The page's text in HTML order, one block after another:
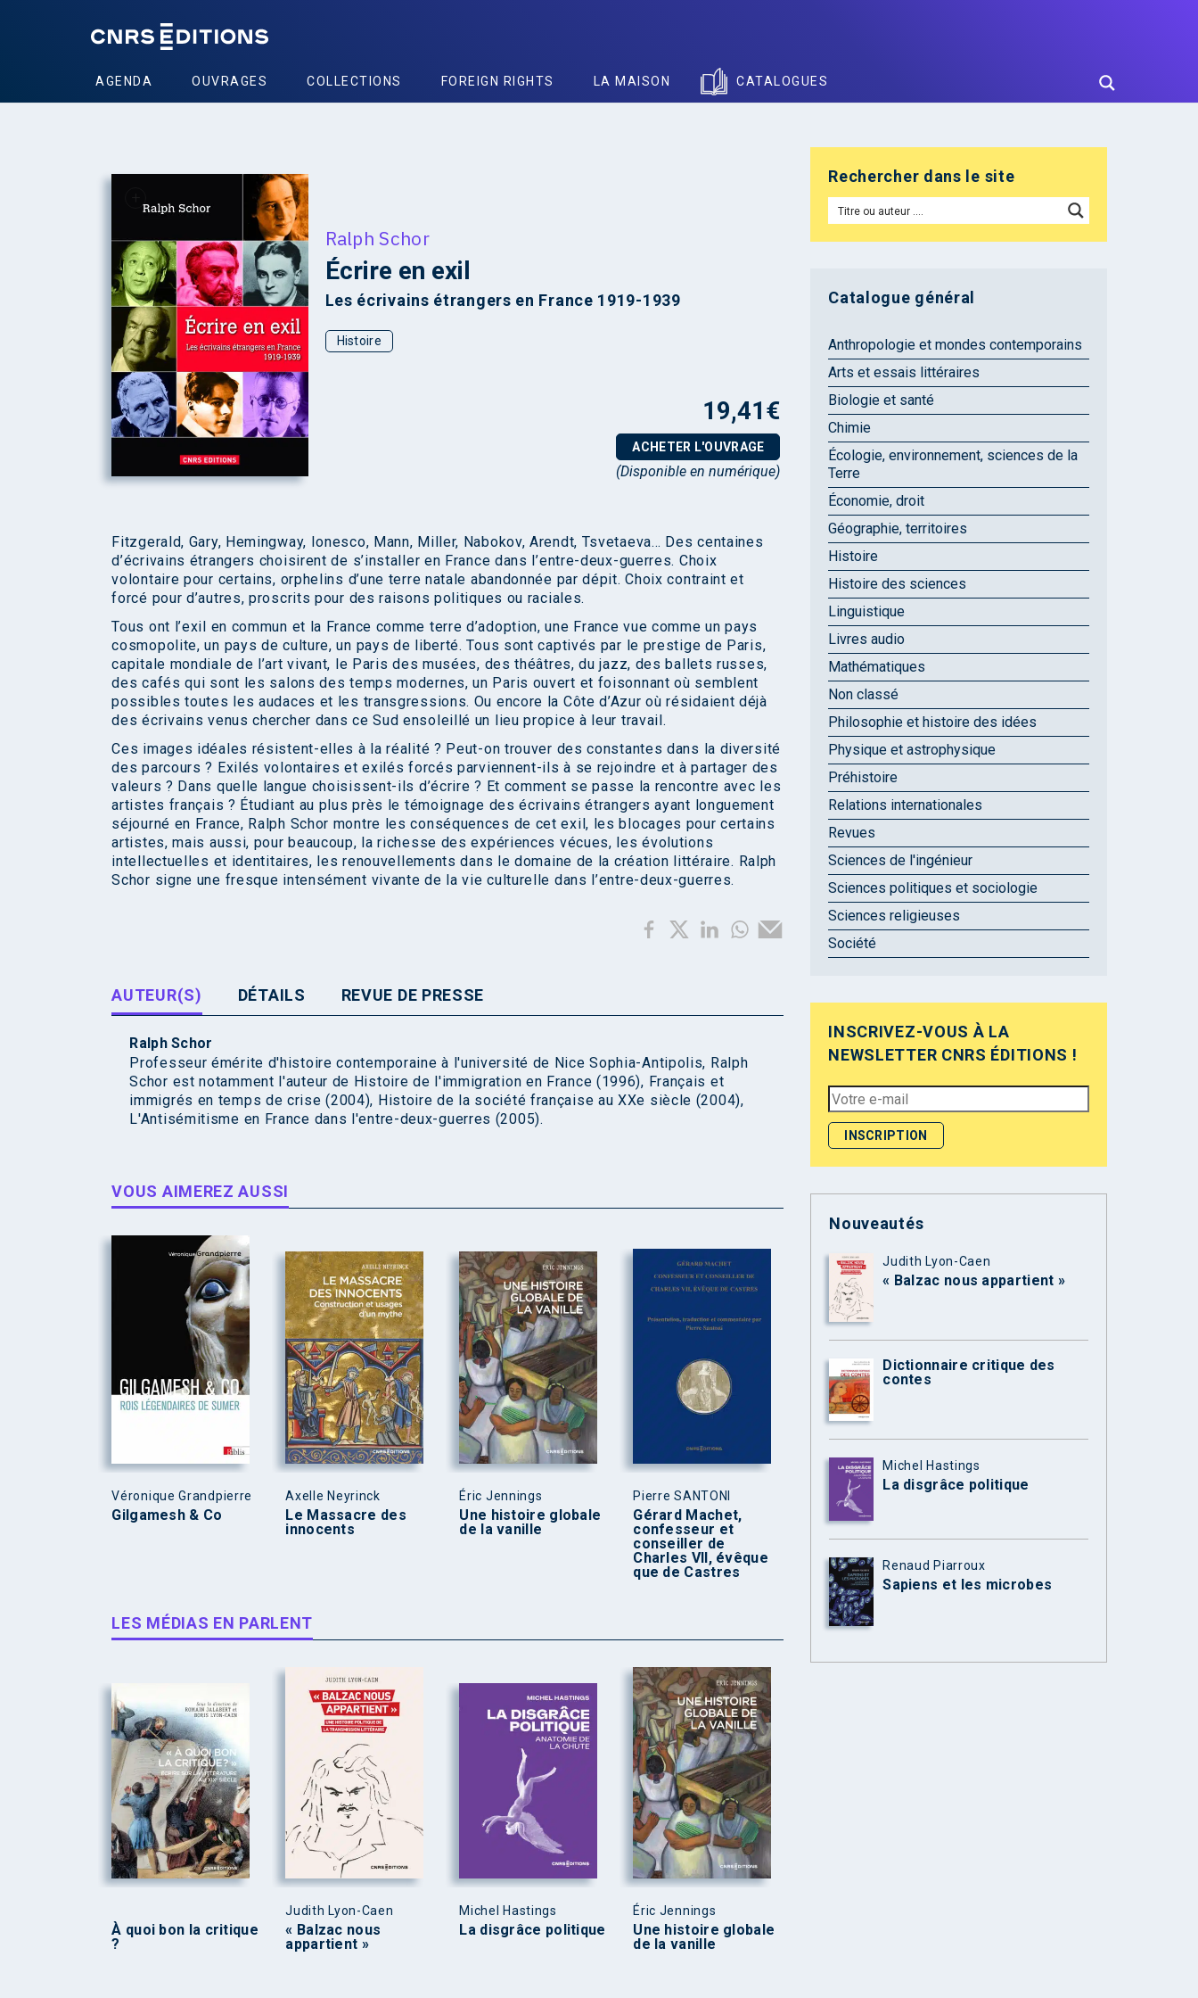
AGENDA OUVRAGES COLLECTIONS FOREIGN RIGHTS LA MAISON CATALOGUES
Ralph Schor
Écrire en exil
Les écrivains étrangers en France 1919-1939
Histoire
19,41€
ACHETER L'OUVRAGE
(Disponible en numérique)
Fitzgerald, Gary, Hemingway, Ionesco, Mann, Miller, Nabokov, Arendt, Tsvetaeva… Des centaines
d’écrivains étrangers choisirent de s’installer en France dans l’entre-deux-guerres. Choix
volontaire pour certains, orphelins d’une terre natale abandonnée par dépit. Choix contraint et
forcé pour d’autres, proscrits pour des raisons politiques ou raciales.
Tous ont l’exil en commun et la France comme terre d’adoption, une France vue comme un pays
cosmopolite, un pays de culture, un pays de liberté. Tous sont captivés par le prestige de Paris,
capitale mondiale de l’art vivant, le Paris des musées, des théâtres, du jazz, des ballets russes,
des cafés qui sont les salons des temps modernes, un Paris ouvert et foisonnant où semblent
possibles toutes les audaces et les transgressions. Ou encore la Côte d’Azur où résidaient déjà
des écrivains venus chercher dans ce Sud ensoleillé un lieu propice à leur travail.
Ces images idéales résistent-elles à la réalité ? Peut-on trouver des constantes dans la diversité
des parcours ? Exilés volontaires et exilés forcés parviennent-ils à se rejoindre et à partager des
valeurs ? Dans quelle langue choisissent-ils d’écrire ? Et comment se passe la rencontre avec les
artistes français ? Étudiant au plus près le témoignage des écrivains étrangers ayant longuement
séjourné en France, Ralph Schor montre les conséquences de cet exil, les blocages pour certains
artistes, mais aussi, pour beaucoup, la richesse des expériences vécues, les évolutions
intellectuelles et identitaires, les renouvellements dans le domaine de la création littéraire. Ralph
Schor signe une fresque intensément vivante de la vie culturelle dans l’entre-deux-guerres.
AUTEUR(S) DÉTAILS REVUE DE PRESSE
Ralph Schor
Professeur émérite d'histoire contemporaine à l'université de Nice Sophia-Antipolis, Ralph
Schor est notamment l'auteur de Histoire de l'immigration en France (1996), Français et
immigrés en temps de crise (2004), Histoire de la société française au XXe siècle (2004),
L'Antisémitisme en France dans l'entre-deux-guerres (2005).
VOUS AIMEREZ AUSSI
Véronique Grandpierre
Gilgamesh & Co
Axelle Neyrinck
Le Massacre des
innocents
Éric Jennings
Une histoire globale
de la vanille
Pierre SANTONI
Gérard Machet,
confesseur et
conseiller de
Charles VII, évêque
que de Castres
LES MÉDIAS EN PARLENT
À quoi bon la critique
?
Judith Lyon-Caen
« Balzac nous
appartient »
Michel Hastings
La disgrâce politique
Éric Jennings
Une histoire globale
de la vanille
Rechercher dans le site
Catalogue général
Anthropologie et mondes contemporains
Arts et essais littéraires
Biologie et santé
Chimie
Écologie, environnement, sciences de la
Terre
Économie, droit
Géographie, territoires
Histoire
Histoire des sciences
Linguistique
Livres audio
Mathématiques
Non classé
Philosophie et histoire des idées
Physique et astrophysique
Préhistoire
Relations internationales
Revues
Sciences de l'ingénieur
Sciences politiques et sociologie
Sciences religieuses
Société
INSCRIVEZ-VOUS À LA
NEWSLETTER CNRS ÉDITIONS !
Nouveautés
Judith Lyon-Caen
« Balzac nous appartient »
Dictionnaire critique des
contes
Michel Hastings
La disgrâce politique
Renaud Piarroux
Sapiens et les microbes